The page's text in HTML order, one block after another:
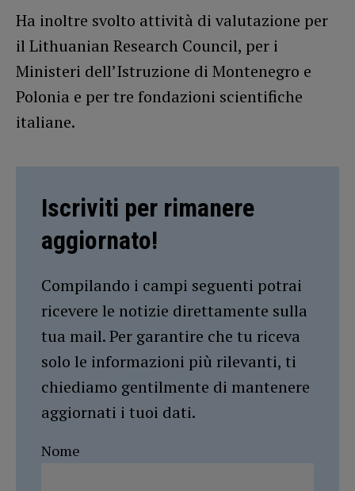
Ha inoltre svolto attività di valutazione per
il Lithuanian Research Council, per i
Ministeri dell’Istruzione di Montenegro e
Polonia e per tre fondazioni scientifiche
italiane.
Iscriviti per rimanere
aggiornato!
Compilando i campi seguenti potrai
ricevere le notizie direttamente sulla
tua mail. Per garantire che tu riceva
solo le informazioni più rilevanti, ti
chiediamo gentilmente di mantenere
aggiornati i tuoi dati.
Nome